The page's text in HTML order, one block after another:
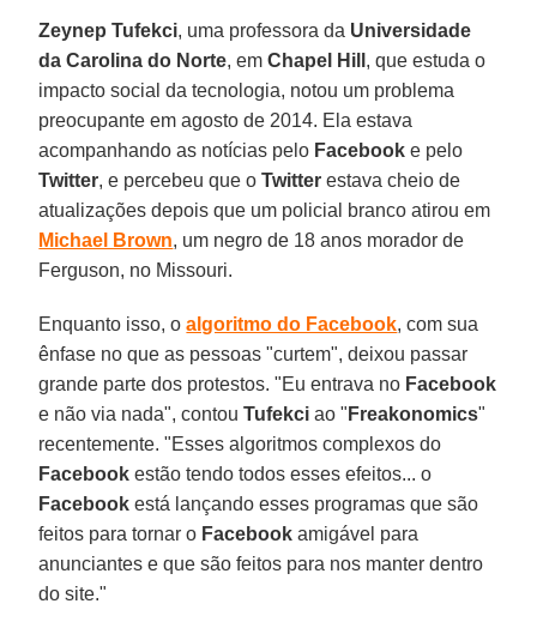
Zeynep Tufekci, uma professora da Universidade
da Carolina do Norte, emChapel Hill , que estuda o
impacto social da tecnologia, notou um problema
preocupante em agosto de 2014. Ela estava
acompanhando as notícias pelo Facebook e pelo
Twitter, e percebeu que oTwitter estava cheio de
atualizações depois que um policial branco atirou em
Michael Brown, um negro de 18 anos morador de
Ferguson, no Missouri.
Enquanto isso, oalgoritmo do Facebook, com sua
ênfase no que as pessoas "curtem", deixou passar
grande parte dos protestos. "Eu entrava no Facebook
e não via nada", contouTufekci ao " Freakonomics"
recentemente. "Esses algoritmos complexos do
Facebook estão tendo todos esses efeitos... o
Facebook está lançando esses programas que são
feitos para tornar o Facebook amigável para
anunciantes e que são feitos para nos manter dentro
do site."